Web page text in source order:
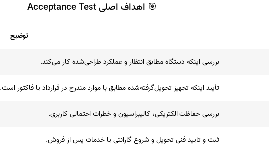
🎯 اهداف اصلی Acceptance Test
توضیح
بررسی اینکه دستگاه مطابق انتظار و عملکرد طراحی‌شده کار می‌کند.
تأیید اینکه تجهیز تحویل‌گرفته‌شده مطابق با موارد مندرج در قرارداد یا فاکتور است.
بررسی حفاظت الکتریکی، کالیبراسیون و خطرات احتمالی کاربری.
ثبت و تایید فنی تحویل و شروع گارانتی یا خدمات پس از فروش.